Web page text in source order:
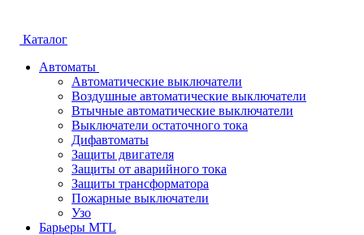
Каталог
Автоматы
Автоматические выключатели
Воздушные автоматические выключатели
Втычные автоматические выключатели
Выключатели остаточного тока
Дифавтоматы
Защиты двигателя
Защиты от аварийного тока
Защиты трансформатора
Пожарные выключатели
Узо
Барьеры MTL